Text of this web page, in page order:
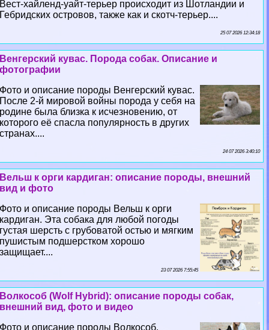
Вест-хайленд-уайт-терьер происходит из Шотландии и
Гебридских островов, также как и скотч-терьер....
25 07 2026 12:34:18
Венгерский кувас. Порода собак. Описание и
фотографии
Фото и описание породы Венгерский кувас.
После 2-й мировой войны порода у себя на
родине была близка к исчезновению, от
которого её спасла популярность в других
странах....
24 07 2026 3:40:10
Вельш к opги кардиган: описание породы, внешний
вид и фото
Фото и описание породы Вельш к opги
кардиган. Эта собака для любой погоды
густая шерсть с грубоватой остью и мягким
пушистым подшерстком хорошо
защищает....
23 07 2026 7:55:45
Волкособ (Wolf Hybrid): описание породы собак,
внешний вид, фото и видео
Фото и описание породы Волкособ.